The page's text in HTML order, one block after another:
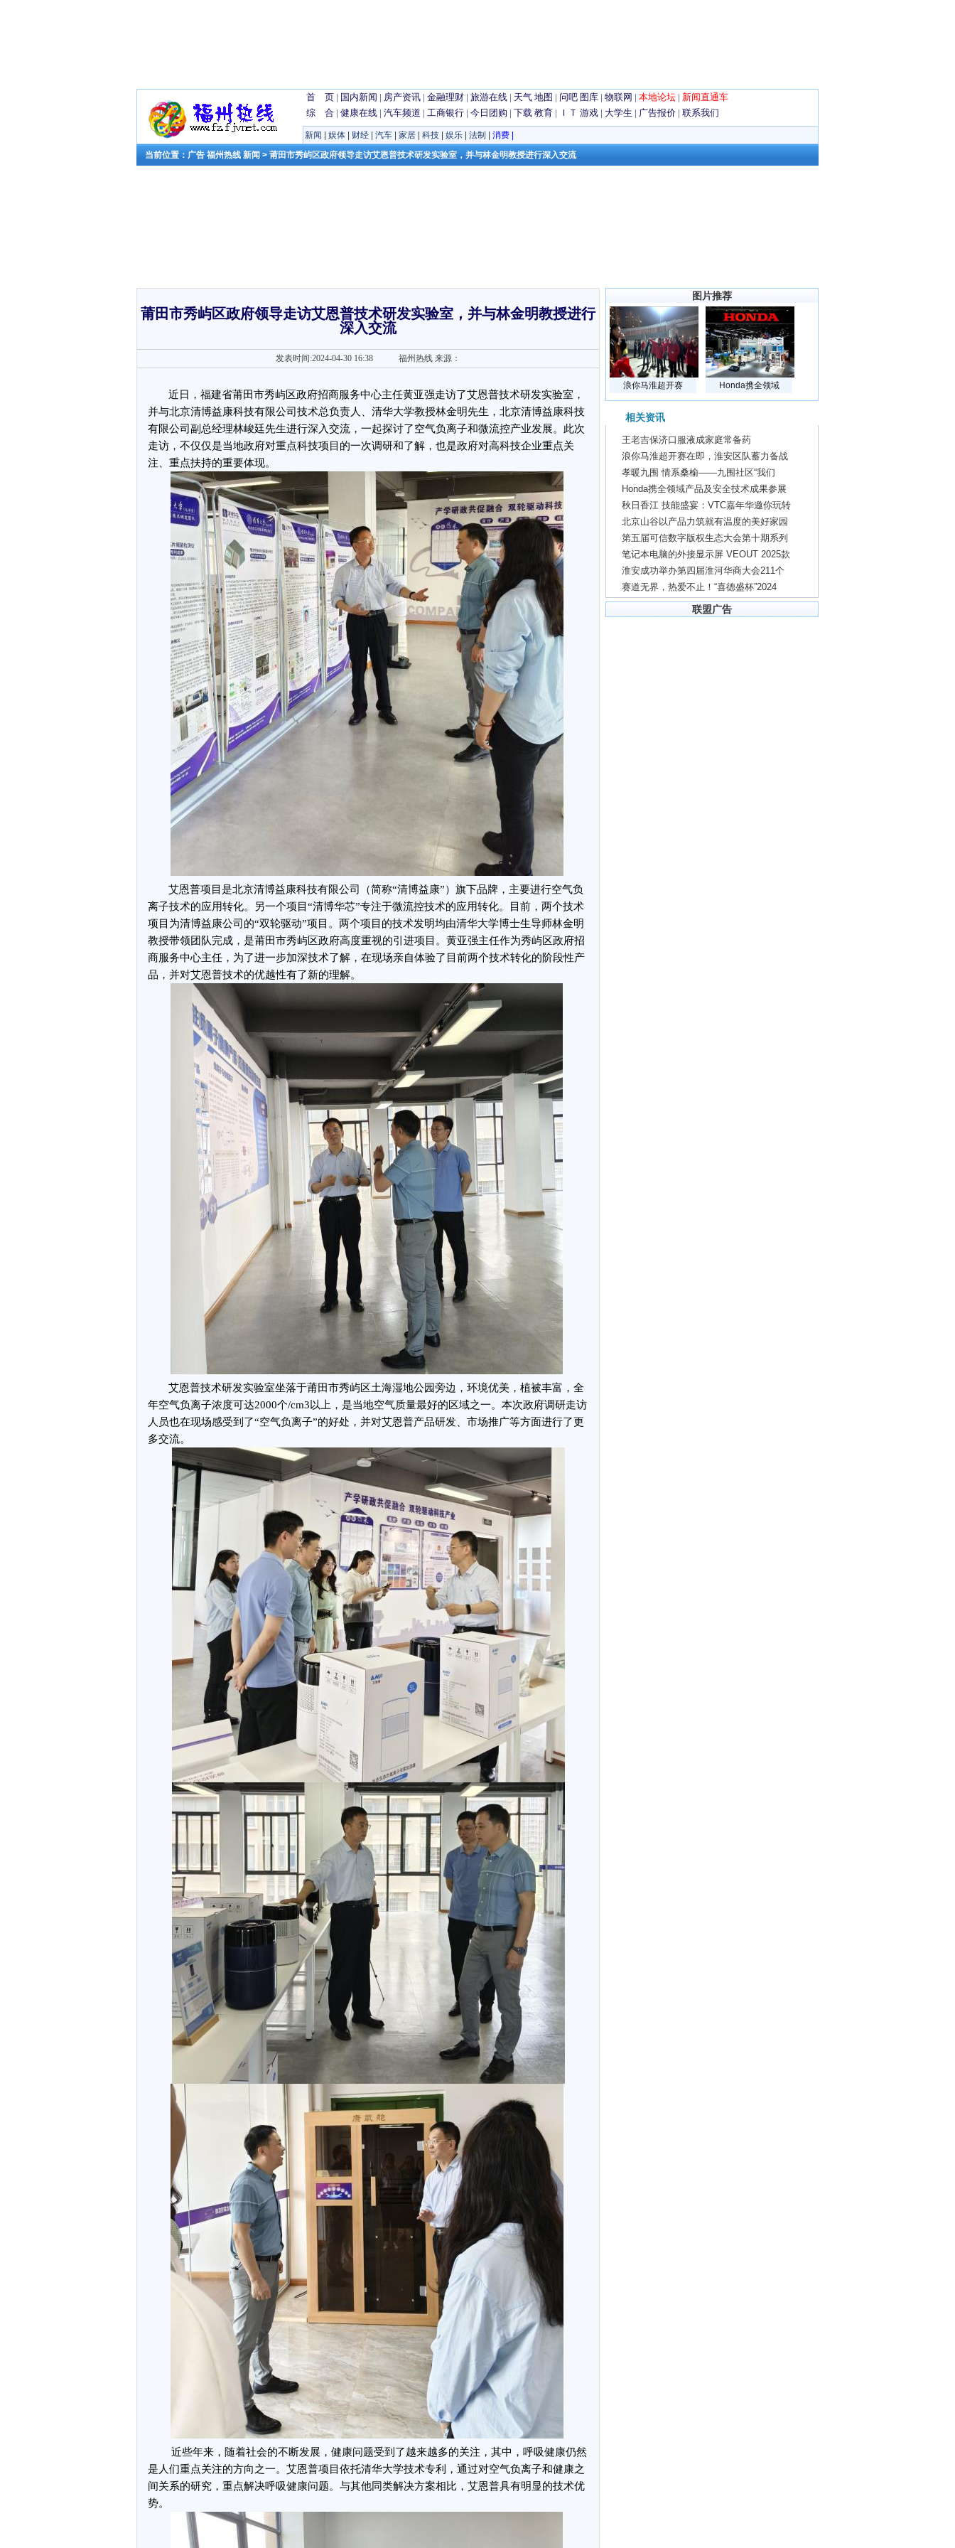
首 页 | 国内新闻 | 房产资讯 | 金融理财 | 旅游在线 | 天气 地图 | 问吧 图库 | 物联网 | 本地论坛 | 新闻直通车
综 合 | 健康在线 | 汽车频道 | 工商银行 | 今日团购 | 下载 教育 | ＩＴ 游戏 | 大学生 | 广告报价 | 联系我们
新闻 娱体 财经 汽车 家居 科技 娱乐 法制 消费
当前位置： 广告 福州热线 新闻 > 莆田市秀屿区政府领导走访艾恩普技术研发实验室，并与林金明教授进行深入交流
莆田市秀屿区政府领导走访艾恩普技术研发实验室，并与林金明教授进行
深入交流
发表时间:2024-04-30 16:38 福州热线 来源：
近日，福建省莆田市秀屿区政府招商服务中心主任黄亚强走访了艾恩普技术研发实验室，
并与北京清博益康科技有限公司技术总负责人、清华大学教授林金明先生，北京清博益康科技
有限公司副总经理林峻廷先生进行深入交流，一起探讨了空气负离子和微流控产业发展。此次
走访，不仅仅是当地政府对重点科技项目的一次调研和了解，也是政府对高科技企业重点关
注、重点扶持的重要体现。
艾恩普项目是北京清博益康科技有限公司（简称“清博益康”）旗下品牌，主要进行空气负
离子技术的应用转化。另一个项目“清博华芯”专注于微流控技术的应用转化。目前，两个技术
项目为清博益康公司的“双轮驱动”项目。两个项目的技术发明均由清华大学博士生导师林金明
教授带领团队完成，是莆田市秀屿区政府高度重视的引进项目。黄亚强主任作为秀屿区政府招
商服务中心主任，为了进一步加深技术了解，在现场亲自体验了目前两个技术转化的阶段性产
品，并对艾恩普技术的优越性有了新的理解。
艾恩普技术研发实验室坐落于莆田市秀屿区土海湿地公园旁边，环境优美，植被丰富，全
年空气负离子浓度可达2000个/cm3以上，是当地空气质量最好的区域之一。本次政府调研走访
人员也在现场感受到了“空气负离子”的好处，并对艾恩普产品研发、市场推广等方面进行了更
多交流。
近些年来，随着社会的不断发展，健康问题受到了越来越多的关注，其中，呼吸健康仍然
是人们重点关注的方向之一。艾恩普项目依托清华大学技术专利，通过对空气负离子和健康之
间关系的研究，重点解决呼吸健康问题。与其他同类解决方案相比，艾恩普具有明显的技术优
势。
图片推荐
浪你马淮超开赛 Honda携全领域
相关资讯
王老吉保济口服液成家庭常备药
浪你马淮超开赛在即，淮安区队蓄力备战
孝暖九围 情系桑榆——九围社区“我们
Honda携全领域产品及安全技术成果参展
秋日香江 技能盛宴：VTC嘉年华邀你玩转
北京山谷以产品力筑就有温度的美好家园
第五届可信数字版权生态大会第十期系列
笔记本电脑的外接显示屏 VEOUT 2025款
淮安成功举办第四届淮河华商大会211个
赛道无界，热爱不止！“喜德盛杯”2024
联盟广告